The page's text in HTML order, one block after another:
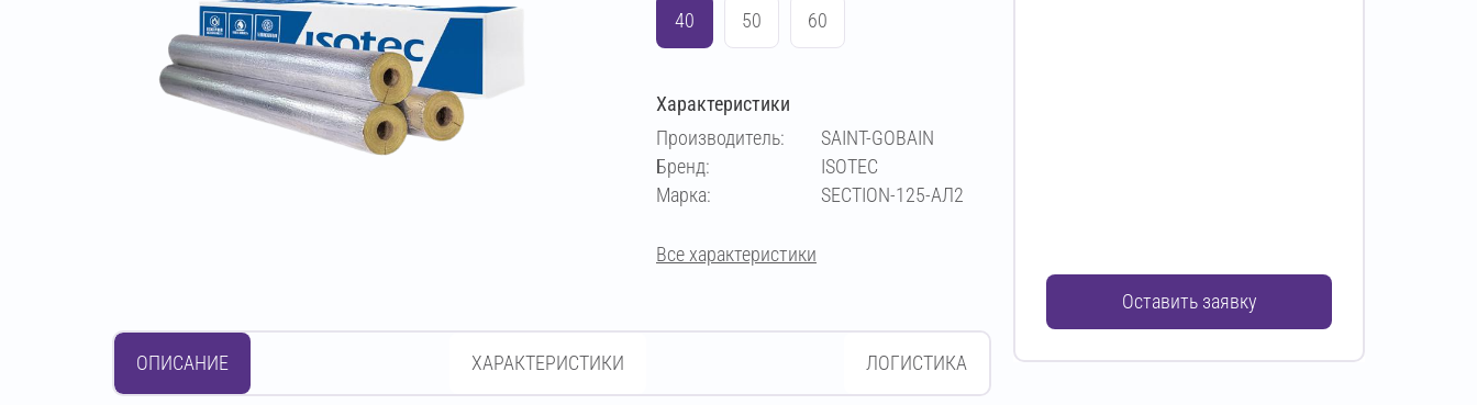
114 133
159 169
273
40 50 60
Характеристики
Производитель:
SAINT-GOBAIN
Бренд:
ISOTEC
Марка:
SECTION-125-АЛ2
Все характеристики
ОПИСАНИЕ ХАРАКТЕРИСТИКИ ЛОГИСТИКА
Оставить заявку